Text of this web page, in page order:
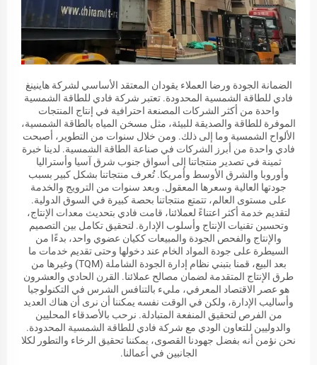
الضمانة الجودة ورضا العملاء يقودان المعتقد الأساسي لشركة هاينينغ
فادي للطاقة الشمسية المحدودة. تعتبر شركة فادي للطاقة الشمسية
واحدة من أكثر الشركات المصنعة احترافية في إنتاج المنتجات
الموفرة للطاقة والصديقة للبيئة، مثل مسخن المياه بالطاقة الشمسية،
الألواح الشمسية وما إلى ذلك. ومن خلال سنوات من التطوير، أصبحت
فادي واحدة من أبرز الشركات في صناعة الطاقة الشمسية. لدينا خبرة
ثمينة في تصدير منتجاتنا إلى أسواق جنوب شرق آسيا وأستراليا
وأوروبا والشرق الأوسط وأمريكا. تُعرف منتجاتنا بشكل كبير بسبب
جودتها العالية وسعرها المعقول. وبعد سنوات من الترويج والخدمة
على مستوى العالم، تتمتع منتجاتنا بحصة كبيرة في السوق الدولية.
لتقديم خدمة أكثر اعتناءً لعملائنا، قامت فادي بتحديث معدات الإنتاج،
وتحسين تقنيات الإنتاج وأسلوب الإدارة. لتحقيق تكامل بين التصميم
والإنتاج والفحص الجودة والمبيعات ككيان عضوي واحد، بدءًا من
السيطرة على جودة المواد الخام عند دخولها وحتى تقديم خدمات ما
بعد البيع، قمنا بتبني نظام إدارة الجودة الشاملة (TQM) وغيرها من
طرق الإنتاج المتقدمة لضمان مصالح عملائنا. القرن الحادي والعشرون
هو عصر الاقتصاد المعرفي، مليء بالتنافس الشرس في التكنولوجيا
وأساليب الإدارة، ولكن في الوقت نفسه يمكننا أن نرى أن هناك العديد
من الفرص لتحقيق المنفعة المتبادلة. نرحب بالأصدقاء المحليين
والدوليين للتعاون الودي مع شركة فادي للطاقة الشمسية المحدودة.
نحن نؤمن أنه بفضل جهودنا القصوى، يمكننا تحقيق الرخاء والتطور لكلا
الجانبين في أعمالنا.